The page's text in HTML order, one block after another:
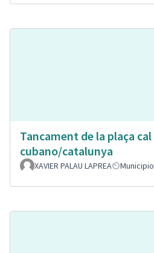
Tancament de la plaça cal
cubano/catalunya
XAVIER PALAU LAPREA Municipio